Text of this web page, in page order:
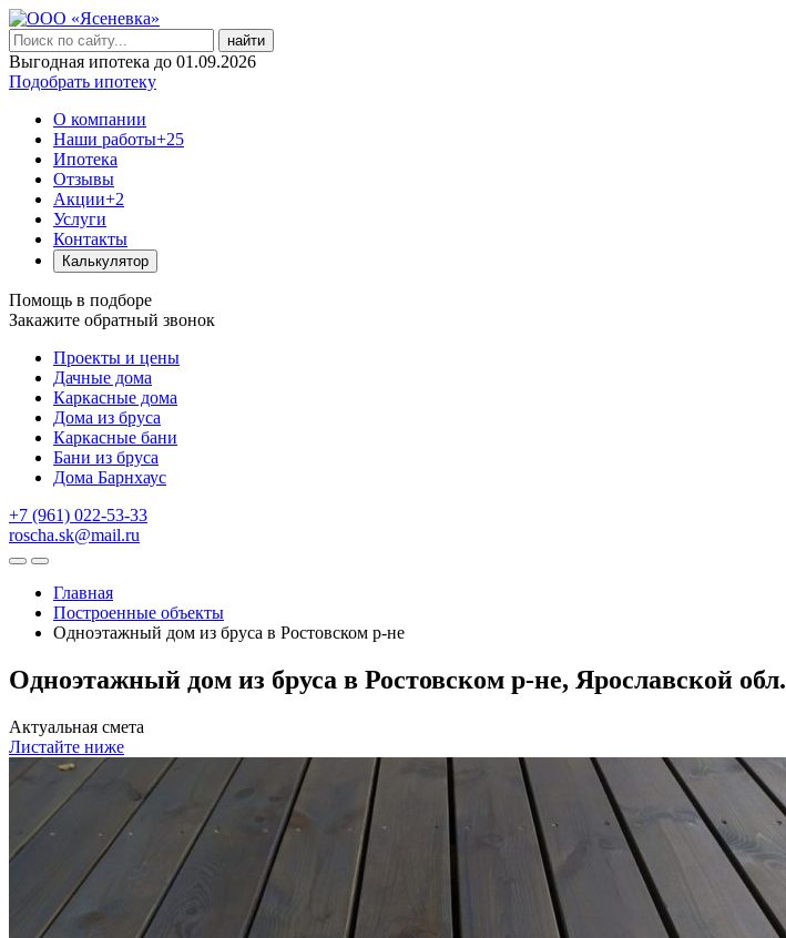
найти
Выгодная ипотека до 01.09.2026
Подобрать ипотеку
О компании
Наши работы+25
Ипотека
Отзывы
Акции+2
Услуги
Контакты
Калькулятор
Помощь в подборе
Закажите обратный звонок
Проекты и цены
Дачные дома
Каркасные дома
Дома из бруса
Каркасные бани
Бани из бруса
Дома Барнхаус
+7 (961) 022-53-33
roscha.sk@mail.ru
Главная
Построенные объекты
Одноэтажный дом из бруса в Ростовском р-не
Одноэтажный дом из бруса в Ростовском р-не, Ярославской обл.
Актуальная смета
Листайте ниже